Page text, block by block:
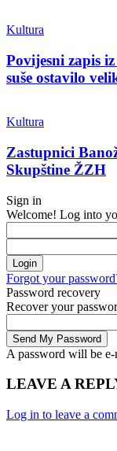
Kultura
Povijesni zapis
suše ostavilo
Kultura
Zastupnici
Skupštine ŽZH
Sign in
Welcome! Log into
Forgot your
Password recovery
Recover your
A password will be
LEAVE A
Log in to leave a